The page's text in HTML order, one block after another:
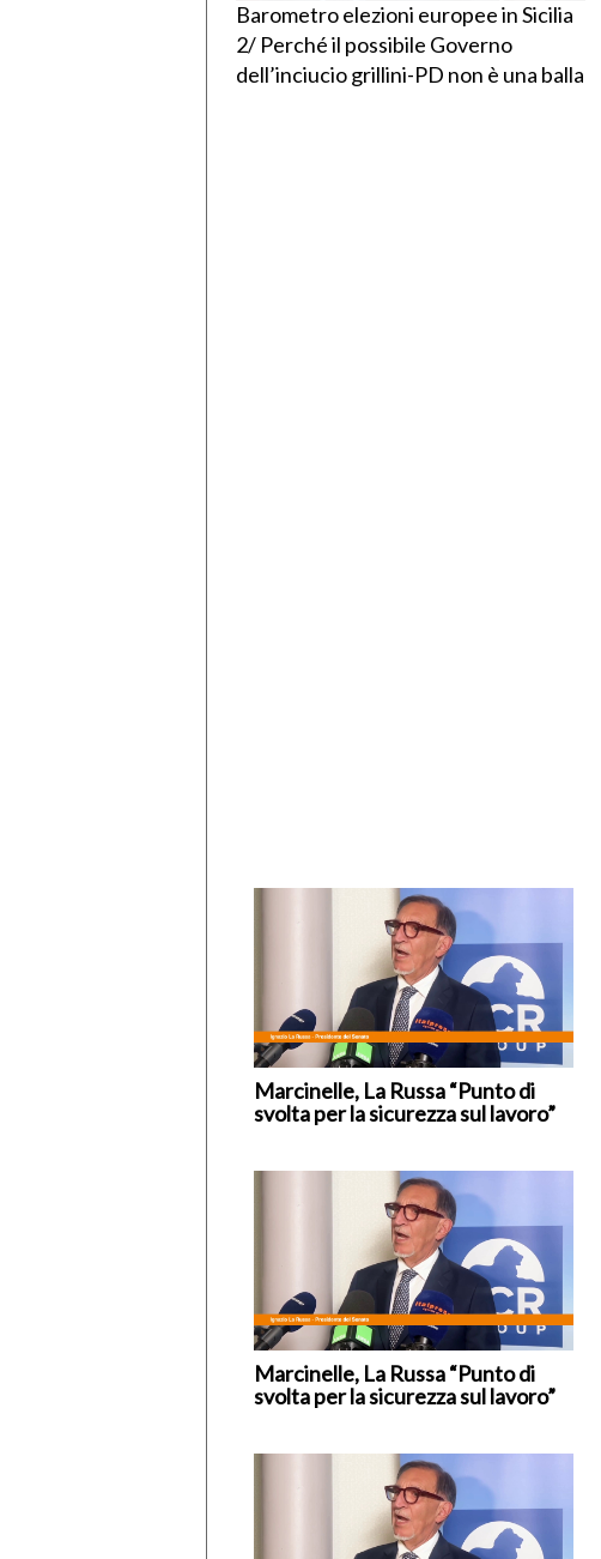
Barometro elezioni europee in Sicilia
2/ Perché il possibile Governo
dell’inciucio grillini-PD non è una balla
Marcinelle, La Russa “Punto di
svolta per la sicurezza sul lavoro”
Marcinelle, La Russa “Punto di
svolta per la sicurezza sul lavoro”